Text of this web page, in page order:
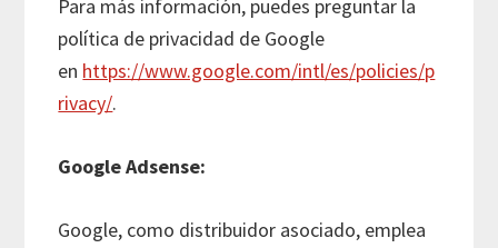
Para más información, puedes preguntar la
política de privacidad de Google
en https://www.google.com/intl/es/policies/p
rivacy/.
Google Adsense:
Google, como distribuidor asociado, emplea